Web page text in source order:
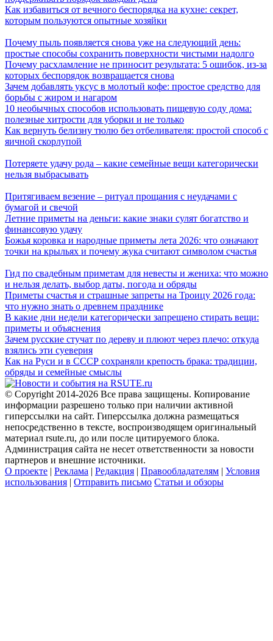
Как избавиться от вечного беспорядка на кухне: секрет,
которым пользуются опытные хозяйки
Почему пыль появляется снова уже на следующий день:
простые способы сохранить поверхности чистыми надолго
Почему расхламление не приносит результата: 5 ошибок, из-за
которых беспорядок возвращается снова
Зачем добавлять уксус в молотый кофе: простое средство для
борьбы с жиром и нагаром
10 необычных способов использовать пищевую соду дома:
полезные хитрости для уборки и не только
Как вернуть белизну тюлю без отбеливателя: простой способ с
яичной скорлупой
Потеряете удачу рода – какие семейные вещи категорически
нельзя выбрасывать
Притягиваем везение – ритуал прощания с неудачами с
бумагой и свечой
Летние приметы на деньги: какие знаки сулят богатство и
финансовую удачу
Божья коровка и народные приметы лета 2026: что означают
точки на крыльях и почему жука считают символом счастья
Гид по свадебным приметам для невесты и жениха: что можно
и нельзя делать, выбор даты, погода и обряды
Приметы счастья и страшные запреты на Троицу 2026 года:
что нужно знать о древнем празднике
В какие дни недели категорически запрещено стирать вещи:
приметы и объяснения
Зачем русские стучат по дереву и плюют через плечо: откуда
взялись эти суеверия
Как на Руси и в СССР сохраняли крепость брака: традиции,
обряды и семейные смыслы
© Copyright 2014-2026 Все права защищены. Копирование
информации разрешено только при наличии активной
гиперссылки на сайт. Гиперссылка должна размещаться
непосредственно в тексте, воспроизводящем оригинальный
материал rsute.ru, до или после цитируемого блока.
Администрация сайта не несет ответственности за новости
партнеров и внешние источники.
О проекте | Реклама | Редакция | Правообладателям | Условия
использования | Отправить письмо Статьи и обзоры